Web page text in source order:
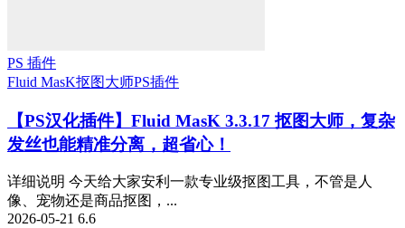
PS 插件
Fluid MasK抠图大师PS插件
【PS汉化插件】Fluid MasK 3.3.17 抠图大师，复杂
发丝也能精准分离，超省心！
详细说明 今天给大家安利一款专业级抠图工具，不管是人
像、宠物还是商品抠图，...
2026-05-21 6.6